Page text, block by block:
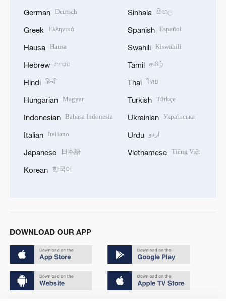
German Deutsch
Greek Ελληνικά
Hausa Hausa
Hebrew עברית
Hindi हिन्दी
Hungarian Magyar
Indonesian Bahasa Indonesia
Italian Italiano
Japanese 日本語
Korean 한국어
Sinhala සිංහල
Spanish Español
Swahili Kiswahili
Tamil தமிழ்
Thai ไทย
Turkish Türkçe
Ukrainian Українська
Urdu اردو
Vietnamese Tiếng Việt
DOWNLOAD OUR APP